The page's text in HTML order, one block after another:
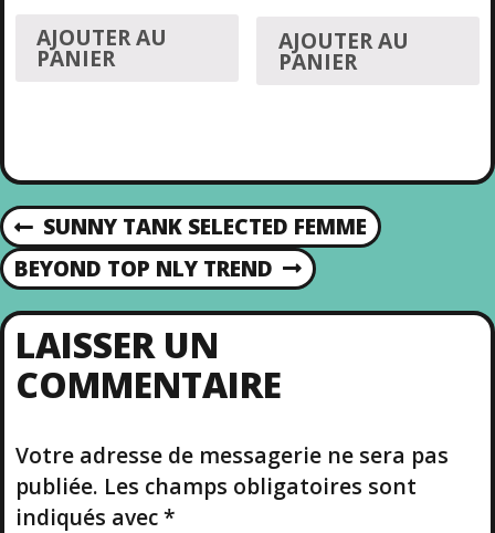
AJOUTER AU
PANIER
AJOUTER AU
PANIER
N
A
V
G
P
R
E
V
I
O
U
S
O
S
T
SUNNY TANK SELECTED FEMME
N
E
X
T
P
O
T
BEYOND TOP NLY TREND
LAISSER UN
COMMENTAIRE
Votre adresse de messagerie ne sera pas
publiée. Les champs obligatoires sont
indiqués avec*